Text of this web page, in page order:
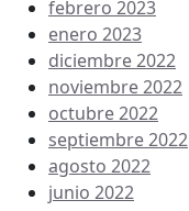
febrero 2023
enero 2023
diciembre 2022
noviembre 2022
octubre 2022
septiembre 2022
agosto 2022
junio 2022